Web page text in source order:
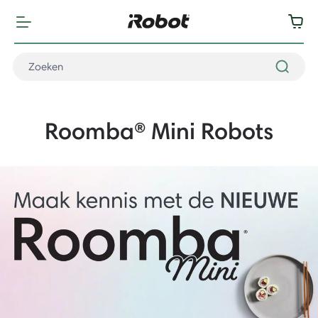
Roomba® Mini Robots